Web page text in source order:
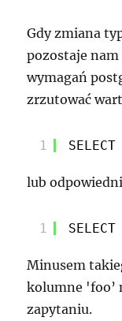
Gdy zmiana
pozostaje nam
wymagań
zrzutować
1
lub
1
Minusem
kolumne 'foo’
zapytaniu.